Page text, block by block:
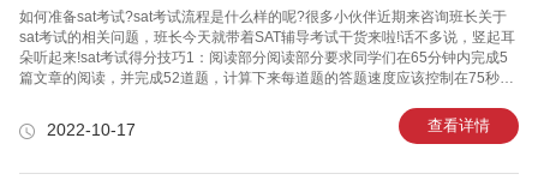
如何准备sat考试?sat考试流程是什么样的呢?很多小伙伴近期来咨询班长关于
sat考试的相关问题，班长今天就带着SAT辅导考试干货来啦!话不多说，竖起耳
朵听起来!​​​​​​​sat考试得分技巧1：阅读部分阅读部分要求同学们在65分钟内完成5
篇文章的阅读，并完成52道题，计算下来每道题的答题速度应该控制在75秒左
钟的话，就应当标记先做下面的题了，如果其他题目完成之后，还有剩余的时
间，可以回过头来继续作答。新SAT阅读考试在改革之后分为四类文章：文学
2022-10-17 查看详情